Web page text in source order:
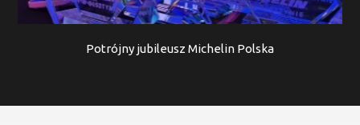
Potrójny jubileusz Michelin Polska